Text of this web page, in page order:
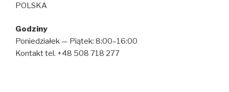
POLSKA
Godziny
Poniedziałek — Piątek: 8:00–16:00
Kontakt tel. +48 508 718 277